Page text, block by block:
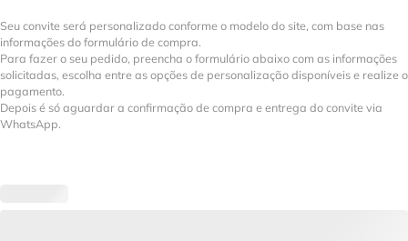
Seu convite será personalizado conforme o modelo do site, com base nas
informações do formulário de compra.
Para fazer o seu pedido, preencha o formulário abaixo com as informações
solicitadas, escolha entre as opções de personalização disponíveis e realize o
pagamento.
Depois é só aguardar a confirmação de compra e entrega do convite via
WhatsApp.